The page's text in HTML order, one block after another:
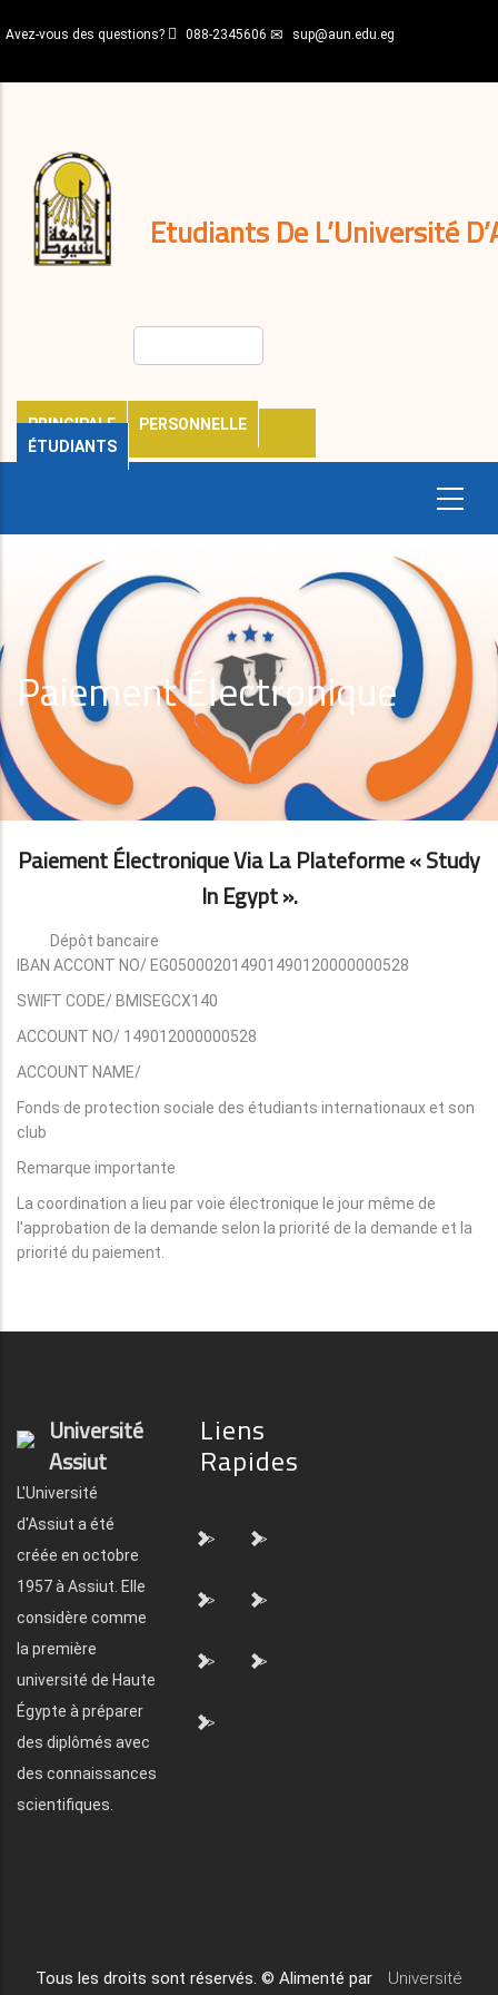
au
principal
Avez-vous des questions? 088-2345606 sup@aun.edu.eg
Etudiants De L’Université
PRINCIPALE
PERSONNELLE
ÉTUDIANTS
décisions
Expatriés
Journal
Paiement Électronique
Paiement Électronique Via La Plateforme « Study
In Egypt ».
Dépôt bancaire
IBAN ACCONT NO/ EG050002014901490120000000528
SWIFT CODE/ BMISEGCX140
ACCOUNT NO/ 149012000000528
ACCOUNT NAME/
Fonds de protection sociale des étudiants internationaux et son
club
Remarque importante
La coordination a lieu par voie électronique le jour même de
l'approbation de la demande selon la priorité de la demande et la
priorité du paiement.
Université
Assiut
L'Université
d'Assiut a été
créée en octobre
1957 à Assiut. Elle
considère comme
la première
université de Haute
Égypte à préparer
des diplômés avec
des connaissances
scientifiques.
Liens
Rapides
"> ">
"> ">
"> ">
">
Tous les droits sont réservés. © Alimenté par Université